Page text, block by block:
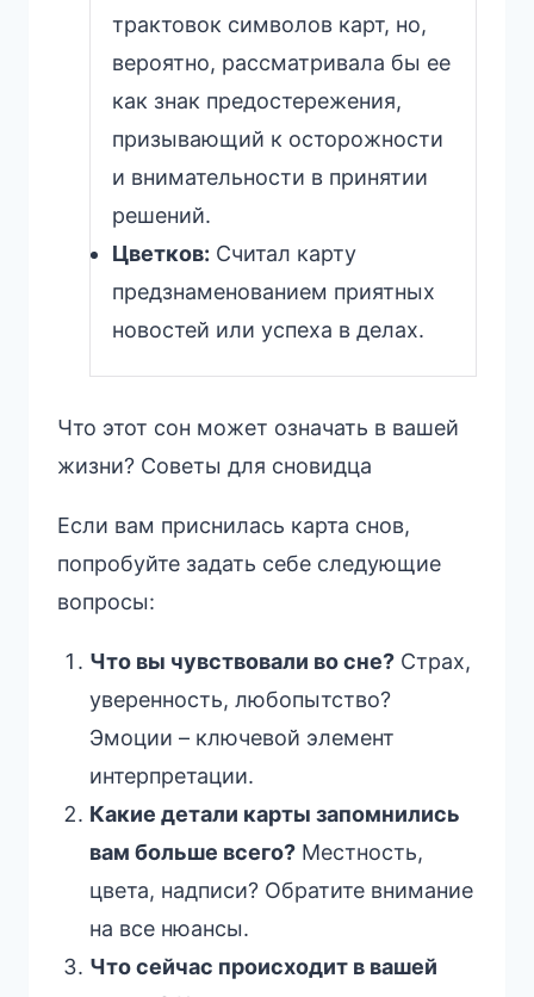
трактовок символов карт, но,
вероятно, рассматривала бы ее
как знак предостережения,
призывающий к осторожности
и внимательности в принятии
решений.
Цветков: Считал карту
предзнаменованием приятных
новостей или успеха в делах.
Что этот сон может означать в вашей
жизни? Советы для сновидца
Если вам приснилась карта снов,
попробуйте задать себе следующие
вопросы:
Что вы чувствовали во сне? Страх,
уверенность, любопытство?
Эмоции – ключевой элемент
интерпретации.
Какие детали карты запомнились
вам больше всего? Местность,
цвета, надписи? Обратите внимание
на все нюансы.
Что сейчас происходит в вашей